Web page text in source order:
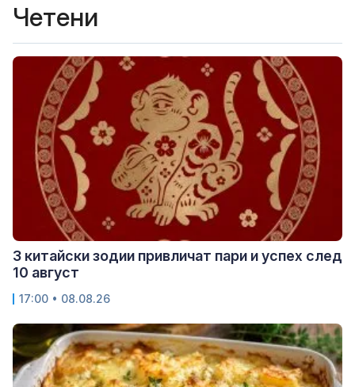
Четени
3 китайски зодии привличат пари и успех след
10 август
17:00 • 08.08.26